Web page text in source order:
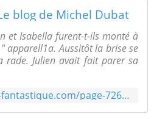
blog de Michel Dubat
et Isabella furent-t-ils monté à
apparell1a. Aussitôt la brise se
rade. Julien avait fait parer sa
http://science-fiction-fantastique.com/page-726978.html